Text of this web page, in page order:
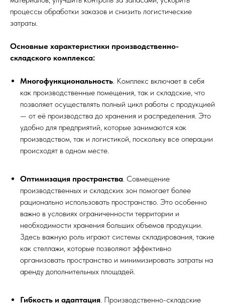
процессы обработки заказов и снизить логистические
затраты.
Основные характеристики производственно-
складского комплекса:
Многофункциональность. Комплекс включает в себя
как производственные помещения, так и складские, что
позволяет осуществлять полный цикл работы с продукцией
— от её производства до хранения и распределения. Это
удобно для предприятий, которые занимаются как
производством, так и логистикой, поскольку все операции
происходят в одном месте.
Оптимизация пространства. Совмещение
производственных и складских зон помогает более
рационально использовать пространство. Это особенно
важно в условиях ограниченности территории и
необходимости хранения больших объемов продукции.
Здесь важную роль играют системы складирования, такие
как стеллажи, которые позволяют эффективно
организовать пространство и минимизировать затраты на
аренду дополнительных площадей.
Гибкость и адаптация. Производственно-складские